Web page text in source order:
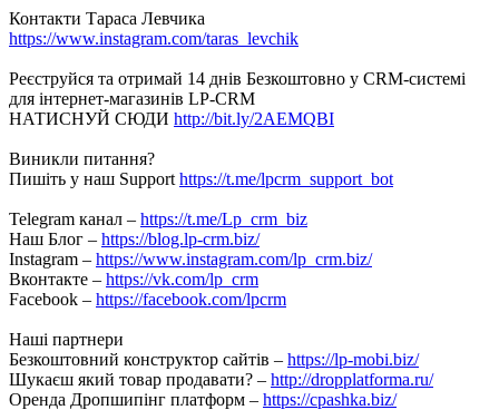
Контакти Тараса Левчика
https://www.instagram.com/taras_levchik
Реєструйся та отримай 14 днів Безкоштовно у CRM-системі
для інтернет-магазинів LP-CRM
НАТИСНУЙ СЮДИ http://bit.ly/2AEMQBI
Виникли питання?
Пишіть у наш Support https://t.me/lpcrm_support_bot
Telegram канал – https://t.me/Lp_crm_biz
Наш Блог – https://blog.lp-crm.biz/
Instagram – https://www.instagram.com/lp_crm.biz/
Вконтакте – https://vk.com/lp_crm
Facebook – https://facebook.com/lpcrm
Наші партнери
Безкоштовний конструктор сайтів – https://lp-mobi.biz/
Шукаєш який товар продавати? – http://dropplatforma.ru/
Оренда Дропшипінг платформ – https://cpashka.biz/